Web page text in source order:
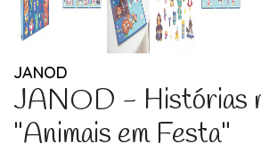
JANOD
JANOD - Histórias
"Animais em Festa"